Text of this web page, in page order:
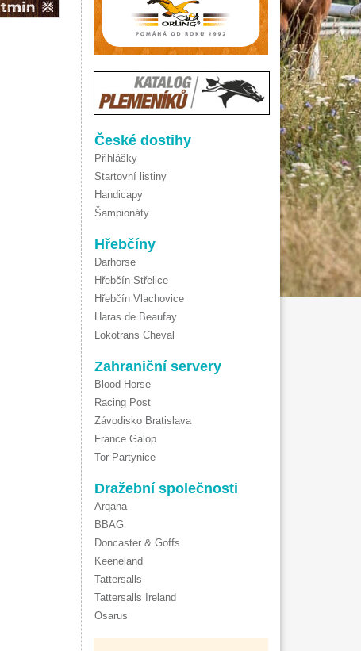
České dostihy
Přihlášky
Startovní listiny
Handicapy
Šampionáty
Hřebčíny
Darhorse
Hřebčín Střelice
Hřebčín Vlachovice
Haras de Beaufay
Lokotrans Cheval
Zahraniční servery
Blood-Horse
Racing Post
Závodisko Bratislava
France Galop
Tor Partynice
Dražební společnosti
Arqana
BBAG
Doncaster & Goffs
Keeneland
Tattersalls
Tattersalls Ireland
Osarus